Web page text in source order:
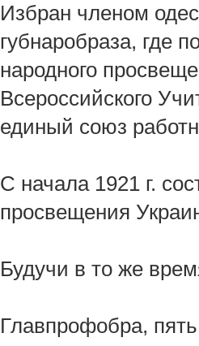
Избран членом
губнаробраза, где
народного
Всероссийского
единый союз
С начала 1921 г.
просвещения
Будучи в то же
Главпрофобра,